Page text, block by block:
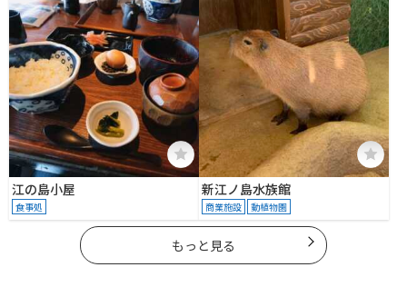
江の島小屋
食事処
新江ノ島水族館
商業施設 動植物園
もっと見る